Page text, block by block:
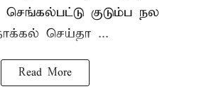
செங்கல்பட்டு குடும்ப நல
செய்தா ...
Read More